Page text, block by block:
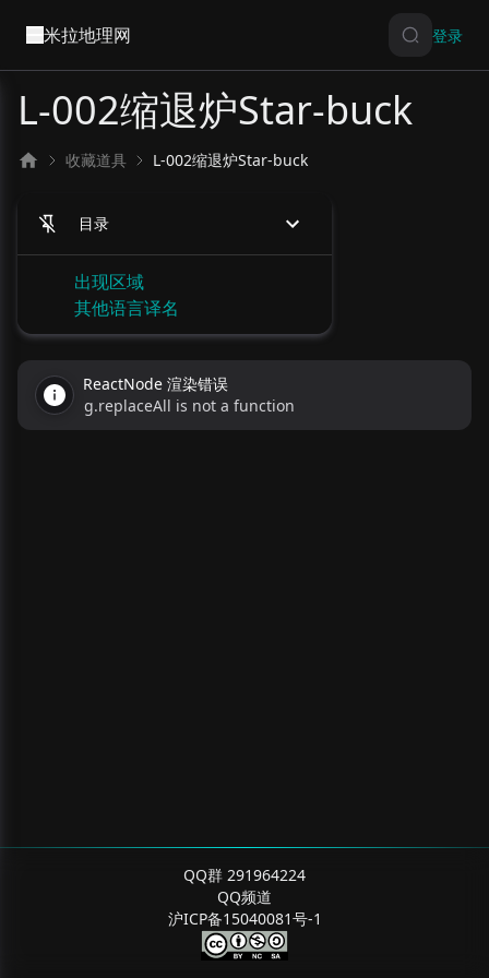
米拉地理网 登录
L-002缩退炉Star-buck
收藏道具 L-002缩退炉Star-buck
目录
出现区域
其他语言译名
ReactNode 渲染错误
g.replaceAll is not a function
QQ群 291964224
QQ频道
沪ICP备15040081号-1